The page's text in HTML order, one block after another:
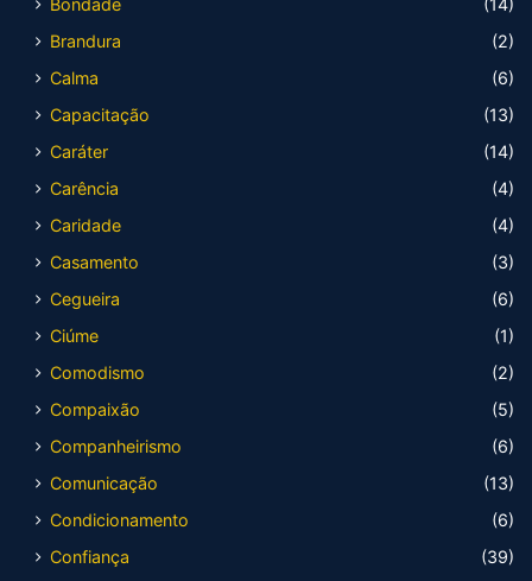
Brandura
(2)
Calma
(6)
Capacitação
(13)
Caráter
(14)
Carência
(4)
Caridade
(4)
Casamento
(3)
Cegueira
(6)
Ciúme
(1)
Comodismo
(2)
Compaixão
(5)
Companheirismo
(6)
Comunicação
(13)
Condicionamento
(6)
Confiança
(39)